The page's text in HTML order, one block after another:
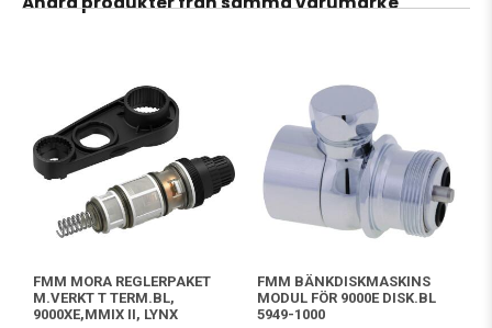
FMM MORA REGLERPAKET
M.VERKT T TERM.BL,
9000XE,MMIX II, LYNX
FMM BÄNKDISKMASKINS
MODUL FÖR 9000E DISK.BL
5949-1000